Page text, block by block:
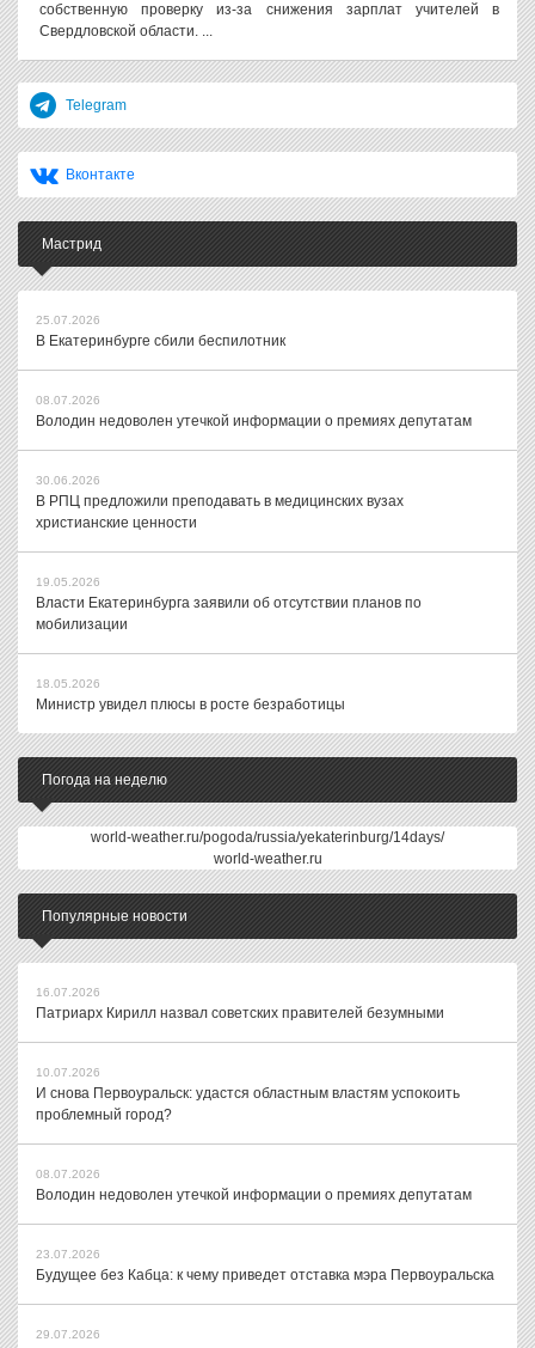
собственную проверку из-за снижения зарплат учителей в
Свердловской области. ...
Telegram
Вконтакте
Мастрид
25.07.2026
В Екатеринбурге сбили беспилотник
08.07.2026
Володин недоволен утечкой информации о премиях депутатам
30.06.2026
В РПЦ предложили преподавать в медицинских вузах
христианские ценности
19.05.2026
Власти Екатеринбурга заявили об отсутствии планов по
мобилизации
18.05.2026
Министр увидел плюсы в росте безработицы
Погода на неделю
world-weather.ru/pogoda/russia/yekaterinburg/14days/
world-weather.ru
Популярные новости
16.07.2026
Патриарх Кирилл назвал советских правителей безумными
10.07.2026
И снова Первоуральск: удастся областным властям успокоить
проблемный город?
08.07.2026
Володин недоволен утечкой информации о премиях депутатам
23.07.2026
Будущее без Кабца: к чему приведет отставка мэра Первоуральска
29.07.2026